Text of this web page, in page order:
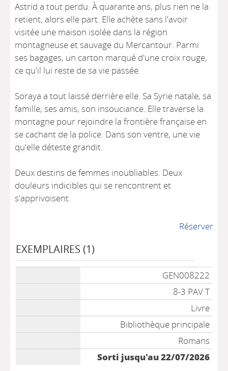
Astrid a tout perdu. À quarante ans, plus rien ne la
retient, alors elle part. Elle achète sans l'avoir
visitée une maison isolée dans la région
montagneuse et sauvage du Mercantour. Parmi
ses bagages, un carton marqué d'une croix rouge,
ce qu'il lui reste de sa vie passée.
Soraya a tout laissé derrière elle. Sa Syrie natale, sa
famille, ses amis, son insouciance. Elle traverse la
montagne pour rejoindre la frontière française en
se cachant de la police. Dans son ventre, une vie
qu'elle déteste grandit.
Deux destins de femmes inoubliables. Deux
douleurs indicibles qui se rencontrent et
s'apprivoisent.
Réserver
EXEMPLAIRES (1)
GEN008222
8-3 PAV T
Livre
Bibliothèque principale
Romans
Sorti jusqu'au 22/07/2026